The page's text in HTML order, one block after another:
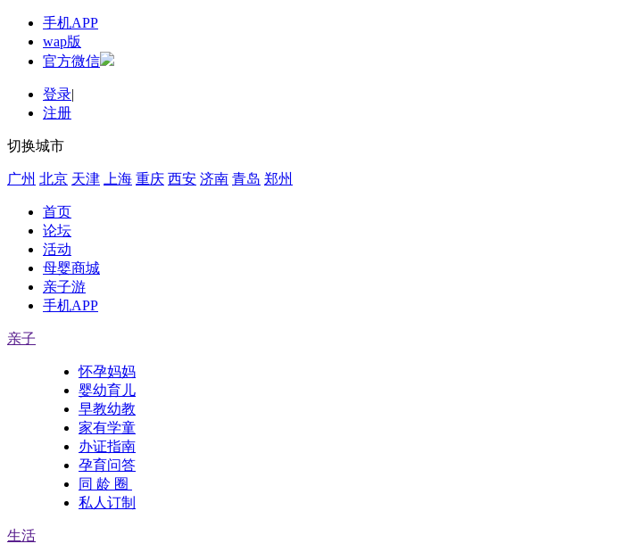
手机APP
wap版
官方微信
登录|
注册
切换城市
广州 北京 天津 上海 重庆 西安 济南 青岛 郑州
首页
论坛
活动
母婴商城
亲子游
手机APP
亲子
怀孕妈妈
婴幼育儿
早教幼教
家有学童
办证指南
孕育问答
同 龄 圈
私人订制
生活